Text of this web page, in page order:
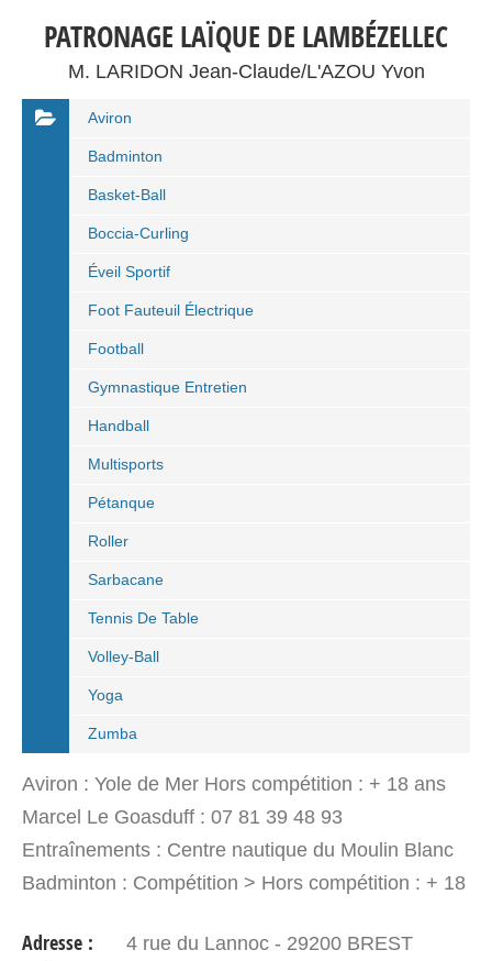
PATRONAGE LAÏQUE DE LAMBÉZELLEC
M. LARIDON Jean-Claude/L'AZOU Yvon
Aviron
Badminton
Basket-Ball
Boccia-Curling
Éveil Sportif
Foot Fauteuil Électrique
Football
Gymnastique Entretien
Handball
Multisports
Pétanque
Roller
Sarbacane
Tennis De Table
Volley-Ball
Yoga
Zumba
Aviron : Yole de Mer Hors compétition : + 18 ans
Marcel Le Goasduff : 07 81 39 48 93
Entraînements : Centre nautique du Moulin Blanc
Badminton : Compétition > Hors compétition : + 18
Entraînements : Gymnase…
Adresse : 4 rue du Lannoc - 29200 BREST